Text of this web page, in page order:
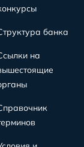
банка
на